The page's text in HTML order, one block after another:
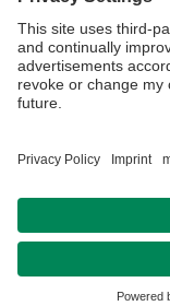
Kommt ins Praxis-
„Mission: Hilf
hier.
Kontakt